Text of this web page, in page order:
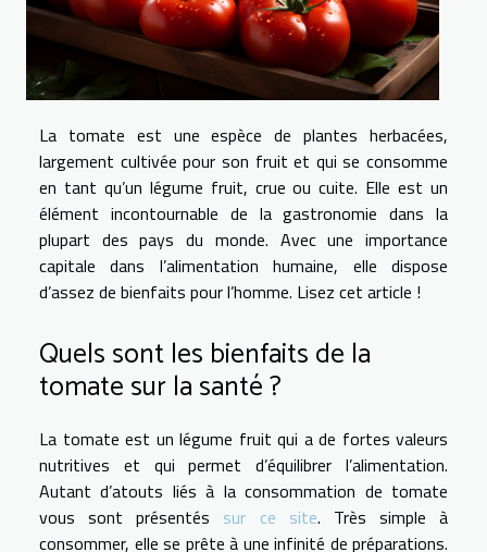
La tomate est une espèce de plantes herbacées,
largement cultivée pour son fruit et qui se consomme
en tant qu’un légume fruit, crue ou cuite. Elle est un
élément incontournable de la gastronomie dans la
plupart des pays du monde. Avec une importance
capitale dans l’alimentation humaine, elle dispose
d’assez de bienfaits pour l’homme. Lisez cet article !
Quels sont les bienfaits de la
tomate sur la santé ?
La tomate est un légume fruit qui a de fortes valeurs
nutritives et qui permet d’équilibrer l’alimentation.
Autant d’atouts liés à la consommation de tomate
vous sont présentés sur ce site. Très simple à
consommer, elle se prête à une infinité de préparations.